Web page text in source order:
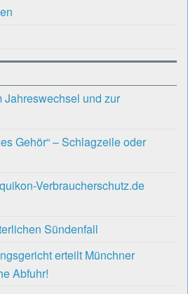
und zur
Gehör“ – Schlagzeile oder
Verbraucherschutz.de
Sündenfall
erteilt Münchner
Abfuhr!